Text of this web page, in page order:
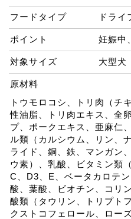
フードタイプ ドライ
ポイント 妊娠中
対象サイズ 大型犬
原材料
トウモロコシ、トリ肉（チ
性油脂、トリ肉エキス、全
プ、ポークエキス、亜麻仁
ル類（カルシウム、リン、
ライド、銅、鉄、マンガン
ウ素）、乳酸、ビタミン類
C、D3、E、ベータカロテ
酸、葉酸、ビオチン、コリ
酸類（タウリン、トリプト
クストコフェロール、ロー